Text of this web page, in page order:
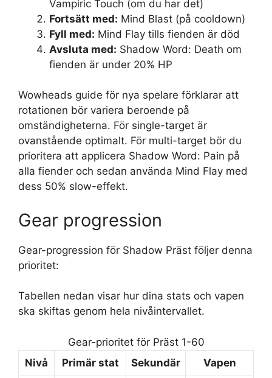
Vampiric Touch (om du har det)
Fortsätt med: Mind Blast (på cooldown)
Fyll med: Mind Flay tills fienden är död
Avsluta med: Shadow Word: Death om
fienden är under 20% HP
Wowheads guide för nya spelare förklarar att
rotationen bör variera beroende på
omständigheterna. För single-target är
ovanstående optimalt. För multi-target bör du
prioritera att applicera Shadow Word: Pain på
alla fiender och sedan använda Mind Flay med
dess 50% slow-effekt.
Gear progression
Gear-progression för Shadow Präst följer denna
prioritet:
Tabellen nedan visar hur dina stats och vapen
ska skiftas genom hela nivåintervallet.
Gear-prioritet för Präst 1-60
Nivå
Primär stat Sekundär Vapen